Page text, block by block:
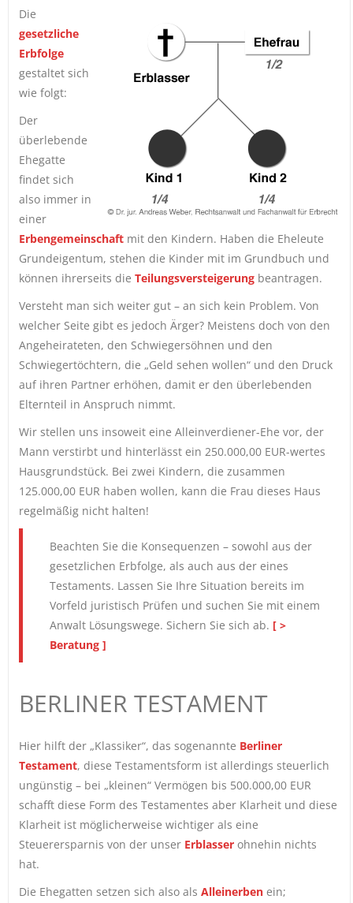
Die
gesetzliche
Erbfolge
gestaltet sich
wie folgt:
Der
überlebende
Ehegatte
findet sich
also immer in
einer
Erbengemeinschaftmit den Kindern. Haben die Eheleute
Grundeigentum, stehen die Kinder mit im Grundbuch und
können ihrerseits die Teilungsversteigerungbeantragen.
Versteht man sich weiter gut – an sich kein Problem. Von
welcher Seite gibt es jedoch Ärger? Meistens doch von den
Angeheirateten, den Schwiegersöhnen und den
Schwiegertöchtern, die „Geld sehen wollen“ und den Druck
auf ihren Partner erhöhen, damit er den überlebenden
Elternteil in Anspruch nimmt.
Wir stellen uns insoweit eine Alleinverdiener-Ehe vor, der
Mann verstirbt und hinterlässt ein 250.000,00 EUR-wertes
Hausgrundstück. Bei zwei Kindern, die zusammen
125.000,00 EUR haben wollen, kann die Frau dieses Haus
regelmäßig nicht halten!
Beachten Sie die Konsequenzen – sowohl aus der
gesetzlichen Erbfolge, als auch aus der eines
Testaments. Lassen Sie Ihre Situation bereits im
Vorfeld juristisch Prüfen und suchen Sie mit einem
Anwalt Lösungswege. Sichern Sie sich ab. [ >
Beratung ]
BERLINER TESTAMENT
Hier hilft der „Klassiker“, das sogenannte Berliner
Testament, diese Testamentsform ist allerdings steuerlich
ungünstig – bei „kleinen“ Vermögen bis 500.000,00 EUR
schafft diese Form des Testamentes aber Klarheit und diese
Klarheit ist möglicherweise wichtiger als eine
Steuerersparnis von der unser Erblasserohnehin nichts
hat.
Die Ehegatten setzen sich also als Alleinerbenein;